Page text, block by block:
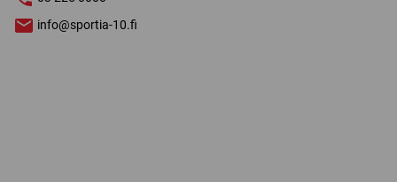
info@sportia-10.fi